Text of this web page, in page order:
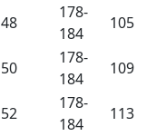
48
178-
184
105
50
178-
184
109
52
178-
184
113